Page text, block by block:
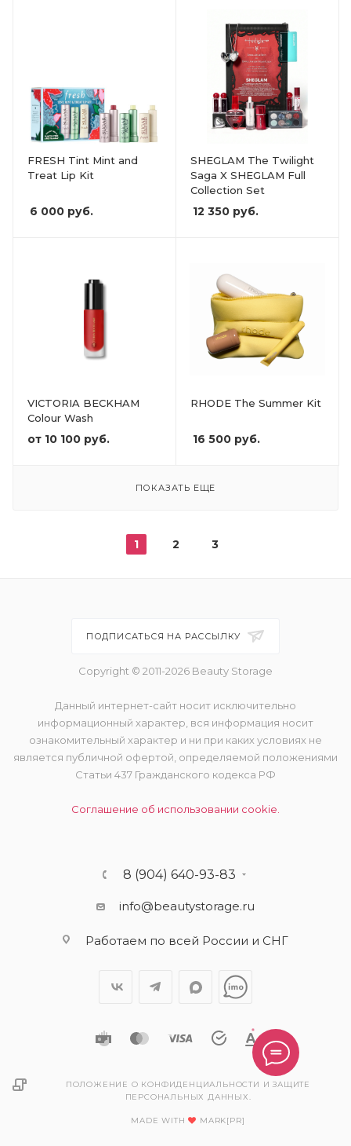
FRESH Tint Mint and
Treat Lip Kit
6 000 руб.
SHEGLAM The Twilight
Saga X SHEGLAM Full
Collection Set
12 350 руб.
VICTORIA BECKHAM
Colour Wash
от 10 100 руб.
RHODE The Summer Kit
16 500 руб.
ПОКАЗАТЬ ЕЩЕ
1 2 3
ПОДПИСАТЬСЯ НА РАССЫЛКУ
Copyright © 2011-2026 Beauty Storage
Данный интернет-сайт носит исключительно
информационный характер, вся информация носит
ознакомительный характер и ни при каких условиях не
является публичной офертой, определяемой положениями
Статьи 437 Гражданского кодекса РФ
Соглашение об использовании cookie.
8 (904) 640-93-83
info@beautystorage.ru
Работаем по всей России и СНГ
ПОЛОЖЕНИЕ О КОНФИДЕНЦИАЛЬНОСТИ И ЗАЩИТЕ
ПЕРСОНАЛЬНЫХ ДАННЫХ.
MADE WITH MARK[PR]